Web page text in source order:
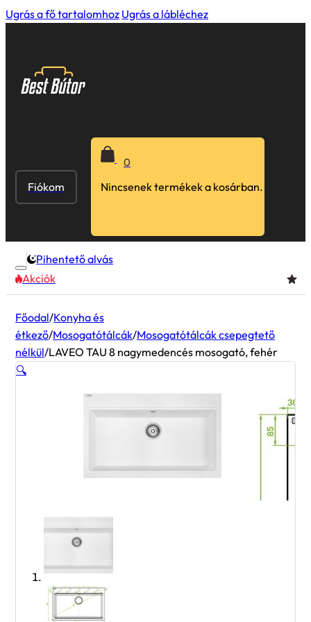
Ugrás a fő tartalomhoz Ugrás a lábléchez
Fiókom
0
Nincsenek termékek a kosárban.
Pihentető alvás
Akciók
Főodal/Konyha és
étkező/Mosogatótálcák/Mosogatótálcák csepegtető
nélkül/LAVEO TAU 8 nagymedencés mosogató, fehér
🔍